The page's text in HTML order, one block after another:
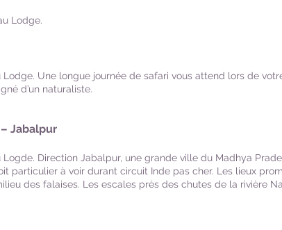
Lodge.
Une longue journée de safari vous attend lors de
d’un naturaliste.
Jabalpur
Direction Jabalpur, une grande ville du Madhya
particulier à voir durant circuit Inde pas cher. Les lieux
des falaises. Les escales près des chutes de la rivière